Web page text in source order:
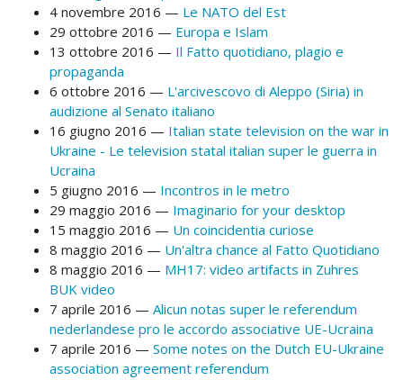
4 novembre 2016
Le NATO del Est
29 ottobre 2016
Europa e Islam
13 ottobre 2016
Il Fatto quotidiano, plagio e
propaganda
6 ottobre 2016
L'arcivescovo di Aleppo (Siria) in
audizione al Senato italiano
16 giugno 2016
Italian state television on the war in
Ukraine - Le television statal italian super le guerra in
Ucraina
5 giugno 2016
Incontros in le metro
29 maggio 2016
Imaginario for your desktop
15 maggio 2016
Un coincidentia curiose
8 maggio 2016
Un'altra chance al Fatto Quotidiano
8 maggio 2016
MH17: video artifacts in Zuhres
BUK video
7 aprile 2016
Alicun notas super le referendum
nederlandese pro le accordo associative UE-Ucraina
7 aprile 2016
Some notes on the Dutch EU-Ukraine
association agreement referendum